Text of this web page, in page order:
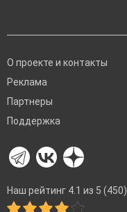
О проекте и контакты
Реклама
Партнеры
Поддержка
Наш рейтинг 4.1 из 5 (450)